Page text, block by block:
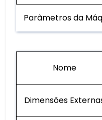
Parâmetros da
Nome
Dimensões